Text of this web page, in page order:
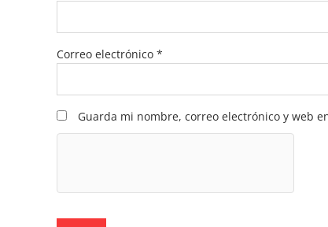
Correo electrónico *
Guarda mi nombre, correo electrónico y web